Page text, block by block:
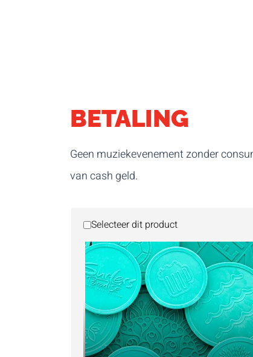
BETALING
Geen muziekevenement zonder
van cash geld.
Selecteer dit product